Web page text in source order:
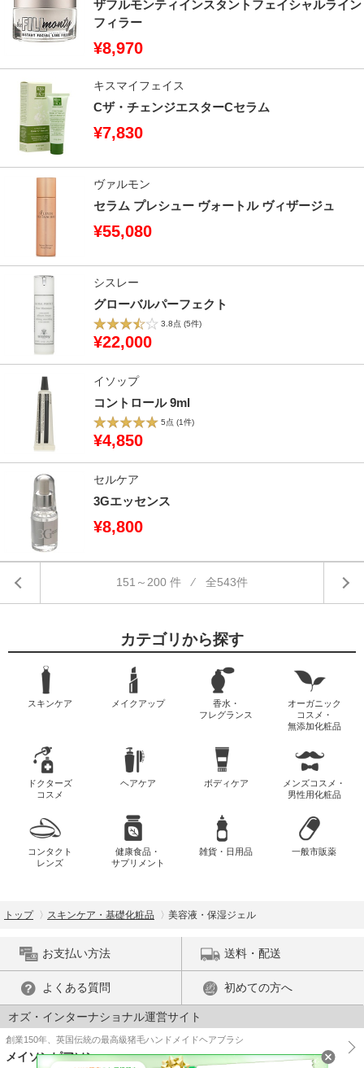
ザフルモンティインスタントフェイシャルライン
フィラー
¥8,970
キスマイフェイス
Cザ・チェンジエスターCセラム
¥7,830
ヴァルモン
セラム プレシュー ヴォートル ヴィザージュ
¥55,080
シスレー
グローバルパーフェクト
3.8点 (5件)
¥22,000
イソップ
コントロール 9ml
5点 (1件)
¥4,850
セルケア
3Gエッセンス
¥8,800
151～200 件 ⁄ 全543件
カテゴリから探す
スキンケア メイクアップ
香水・
フレグランス
オーガニック
コスメ・
無添加化粧品
ドクターズ
コスメ
ヘアケア ボディケア
メンズコスメ・
男性用化粧品
コンタクト
レンズ
健康食品・
サプリメント
雑貨・日用品 一般市販薬
トップ スキンケア・基礎化粧品 美容液・保湿ジェル
お支払い方法 送料・配送
よくある質問 初めての方へ
オズ・インターナショナル運営サイト
創業150年、英国伝統の最高級猪毛ハンドメイドヘアブラシ
メイソンピアソン